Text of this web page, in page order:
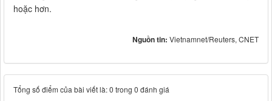
hoặc hơn.
Nguồn tin: Vietnamnet/Reuters, CNET
Tổng số điểm của bài viết là: 0 trong 0 đánh giá